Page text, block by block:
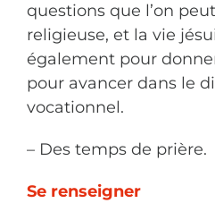
questions que l’on
religieuse, et la vie
également pour
pour avancer dans le
vocationnel.
– Des temps de prière.
Se renseigner